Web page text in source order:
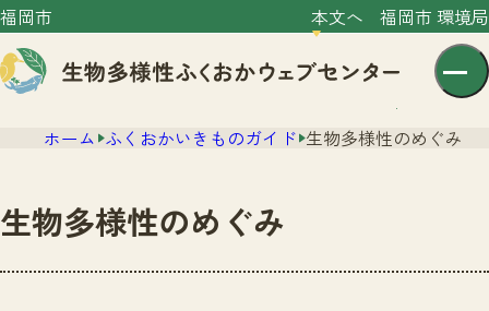
福岡市 本文へ 福岡市 環境局
センター紹介
ホーム ふくおかいきものガイド 生物多様性のめぐみ
生物多様性のめぐみ